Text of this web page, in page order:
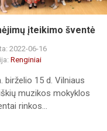
įteikimo šventė
2022-06-16
Renginiai
birželio 15 d. Vilniaus
muzikos mokyklos
rinkos...